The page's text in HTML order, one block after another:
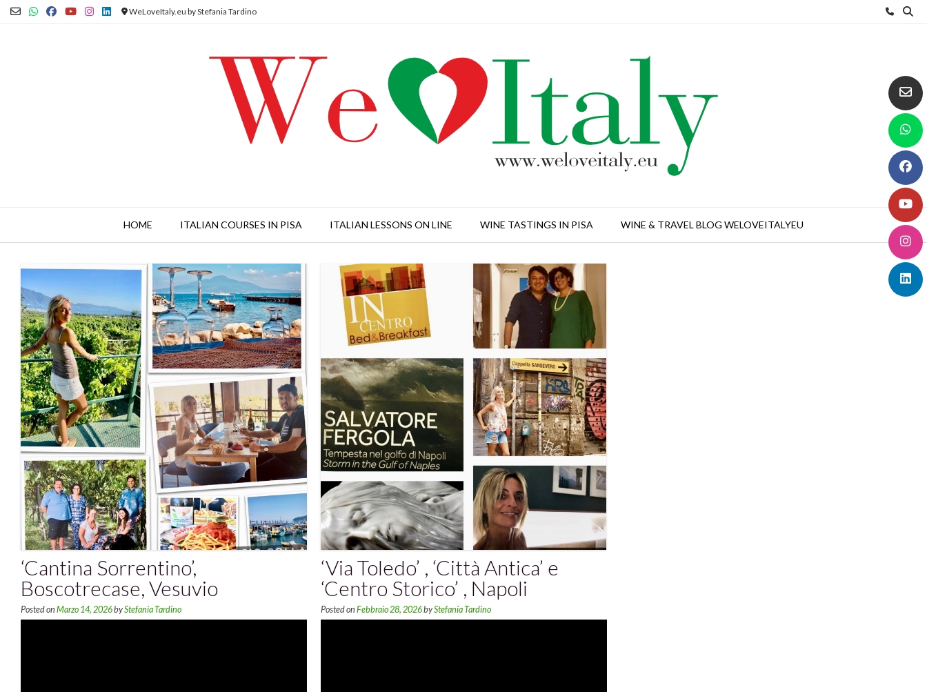
Skip
WeLoveItaly.eu by Stefania Tardino
HOME ITALIAN COURSES IN PISA ITALIAN LESSONS ON LINE WINE TASTINGS IN PISA WINE & TRAVEL BLOG WELOVEITALYEU
‘Cantina Sorrentino’,
Boscotrecase, Vesuvio
Posted on Marzo 14, 2026byStefania Tardino
‘Via Toledo’ , ‘Città Antica’ e
‘Centro Storico’ , Napoli
Posted on Febbraio 28, 2026byStefania Tardino